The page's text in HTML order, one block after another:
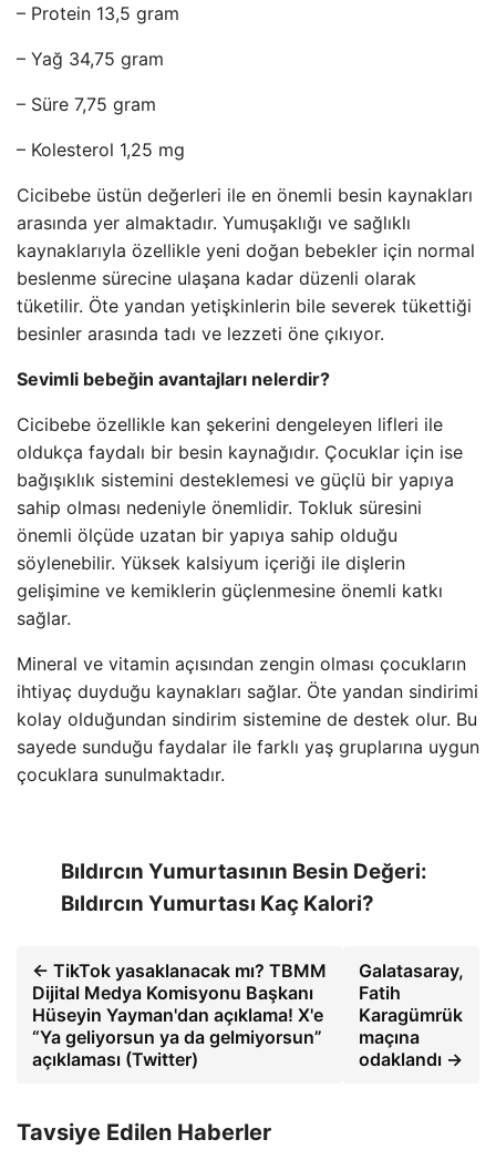
– Protein 13,5 gram
– Yağ 34,75 gram
– Süre 7,75 gram
– Kolesterol 1,25 mg
Cicibebe üstün değerleri ile en önemli besin kaynakları
arasında yer almaktadır. Yumuşaklığı ve sağlıklı
kaynaklarıyla özellikle yeni doğan bebekler için normal
beslenme sürecine ulaşana kadar düzenli olarak
tüketilir. Öte yandan yetişkinlerin bile severek tükettiği
besinler arasında tadı ve lezzeti öne çıkıyor.
Sevimli bebeğin avantajları nelerdir?
Cicibebe özellikle kan şekerini dengeleyen lifleri ile
oldukça faydalı bir besin kaynağıdır. Çocuklar için ise
bağışıklık sistemini desteklemesi ve güçlü bir yapıya
sahip olması nedeniyle önemlidir. Tokluk süresini
önemli ölçüde uzatan bir yapıya sahip olduğu
söylenebilir. Yüksek kalsiyum içeriği ile dişlerin
gelişimine ve kemiklerin güçlenmesine önemli katkı
sağlar.
Mineral ve vitamin açısından zengin olması çocukların
ihtiyaç duyduğu kaynakları sağlar. Öte yandan sindirimi
kolay olduğundan sindirim sistemine de destek olur. Bu
sayede sunduğu faydalar ile farklı yaş gruplarına uygun
çocuklara sunulmaktadır.
Bıldırcın Yumurtasının Besin Değeri:
Bıldırcın Yumurtası Kaç Kalori?
← TikTok yasaklanacak mı? TBMM
Dijital Medya Komisyonu Başkanı
Hüseyin Yayman'dan açıklama! X'e
“Ya geliyorsun ya da gelmiyorsun”
açıklaması (Twitter)
Galatasaray,
Fatih
Karagümrük
maçına
odaklandı →
Tavsiye Edilen Haberler